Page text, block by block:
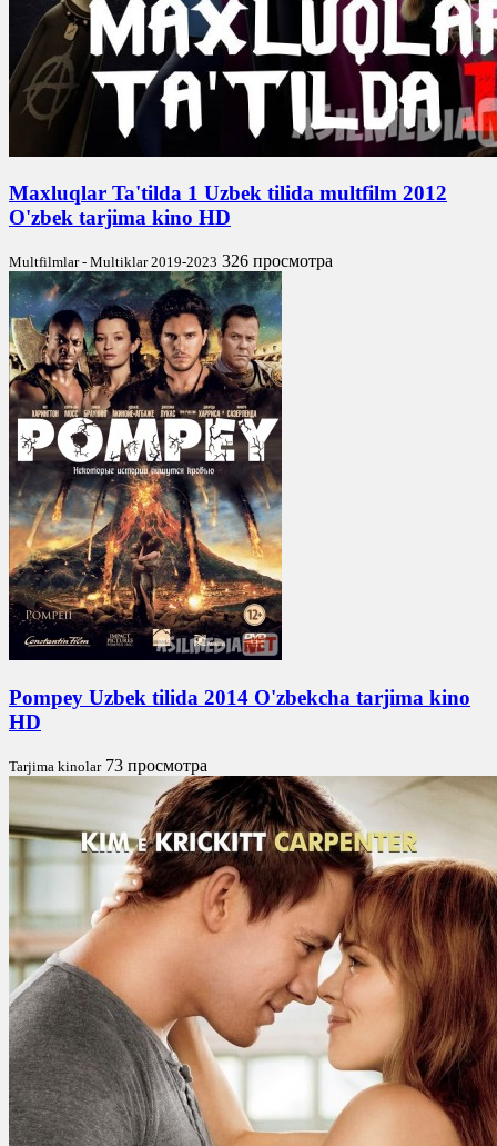
Maxluqlar Ta'tilda 1 Uzbek tilida multfilm 2012
O'zbek tarjima kino HD
Multfilmlar - Multiklar 2019-2023 326 просмотра
Pompey Uzbek tilida 2014 O'zbekcha tarjima kino
HD
Tarjima kinolar 73 просмотра